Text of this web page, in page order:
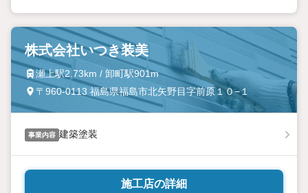
株式会社いつき装美
瀬上駅2.73km / 卸町駅901m
〒960-0113 福島県福島市北矢野目字前原１０−１
事業内容 建築塗装
施工店の詳細